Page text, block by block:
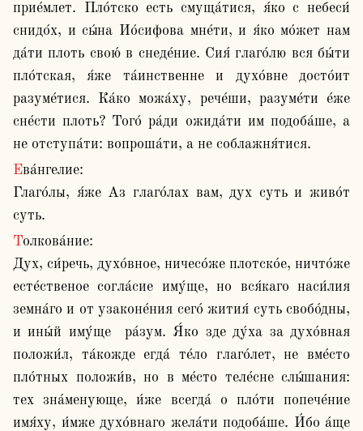
прие́млет. Пло́тско есть смуща́тися, я́ко с небеси́
снидо́х, и сы́на Ио́сифова мне́ти, и я́ко мо́жет нам
да́ти плоть свою́ в снеде́ние. Сия́ глаго́лю вся бы́ти
пло́тская, я́же та́инственне и духо́вне досто́ит
разуме́тися. Ка́ко можа́ху, рече́ши, разуме́ти е́же
сне́сти плоть? Того́ ра́ди ожида́ти им подоба́ше, а
не отступа́ти: вопроша́ти, а не соблажня́тися.
Ева́нгелие:
Глаго́лы, я́же Аз глаго́лах вам, дух суть и живо́т
суть.
Толкова́ние:
Дух, си́речь, духо́вное, ничесо́же плотско́е, ничто́же
есте́ственое согла́сие иму́ще, но вся́каго наси́лия
земна́го и от узаконе́ния сего́ жития́ суть свобо́дны,
и ины́й иму́ще  ра́зум. Я́ко зде ду́ха за духо́вная
положи́л, та́кожде егда́ те́ло глаго́лет, не вме́сто
пло́тных положи́в, но в ме́сто теле́сне слы́шания:
тех зна́менующе, и́же всегда́ о пло́ти попече́ние
имя́ху, и́мже духо́внаго жела́ти подоба́ше. И́бо а́ще